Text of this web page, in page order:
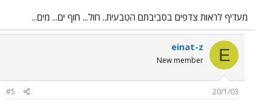
מעדיף לראות צדפים בסביבתם הטבעית.. חול... חוף ים... מים...
E
einat-z
New member
20/1/03
#5